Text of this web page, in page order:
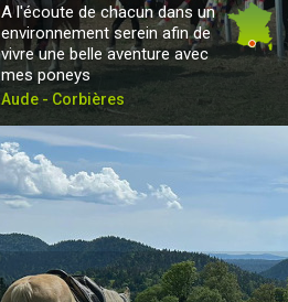
A l'écoute de chacun dans un
environnement serein afin de
vivre une belle aventure avec
mes poneys
Aude - Corbières